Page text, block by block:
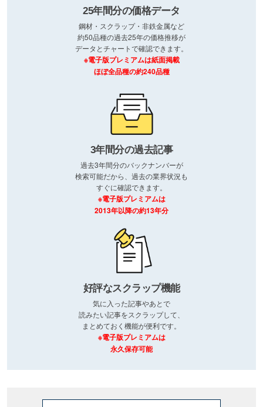
25年間分の価格データ
鋼材・スクラップ・非鉄金属など
約50品種の過去25年の価格推移が
データとチャートで確認できます。
※電子版プレミアムは紙面掲載
ほぼ全品種の約240品種
3年間分の過去記事
過去3年間分のバックナンバーが
検索可能だから、過去の業界状況も
すぐに確認できます。
※電子版プレミアムは
2013年以降の約13年分
好評なスクラップ機能
気に入った記事やあとで
読みたい記事をスクラップして、
まとめておく機能が便利です。
※電子版プレミアムは
永久保存可能